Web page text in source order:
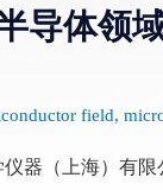
国产高频
导体领
field,
（上海）有限